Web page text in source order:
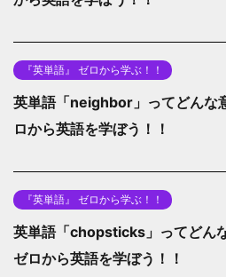
『英単語』 ゼロから学ぶ！！
英単語「neighbor」ってどんな
ロから英語を学ぼう！！
『英単語』 ゼロから学ぶ！！
英単語「chopsticks」ってどん
ゼロから英語を学ぼう！！